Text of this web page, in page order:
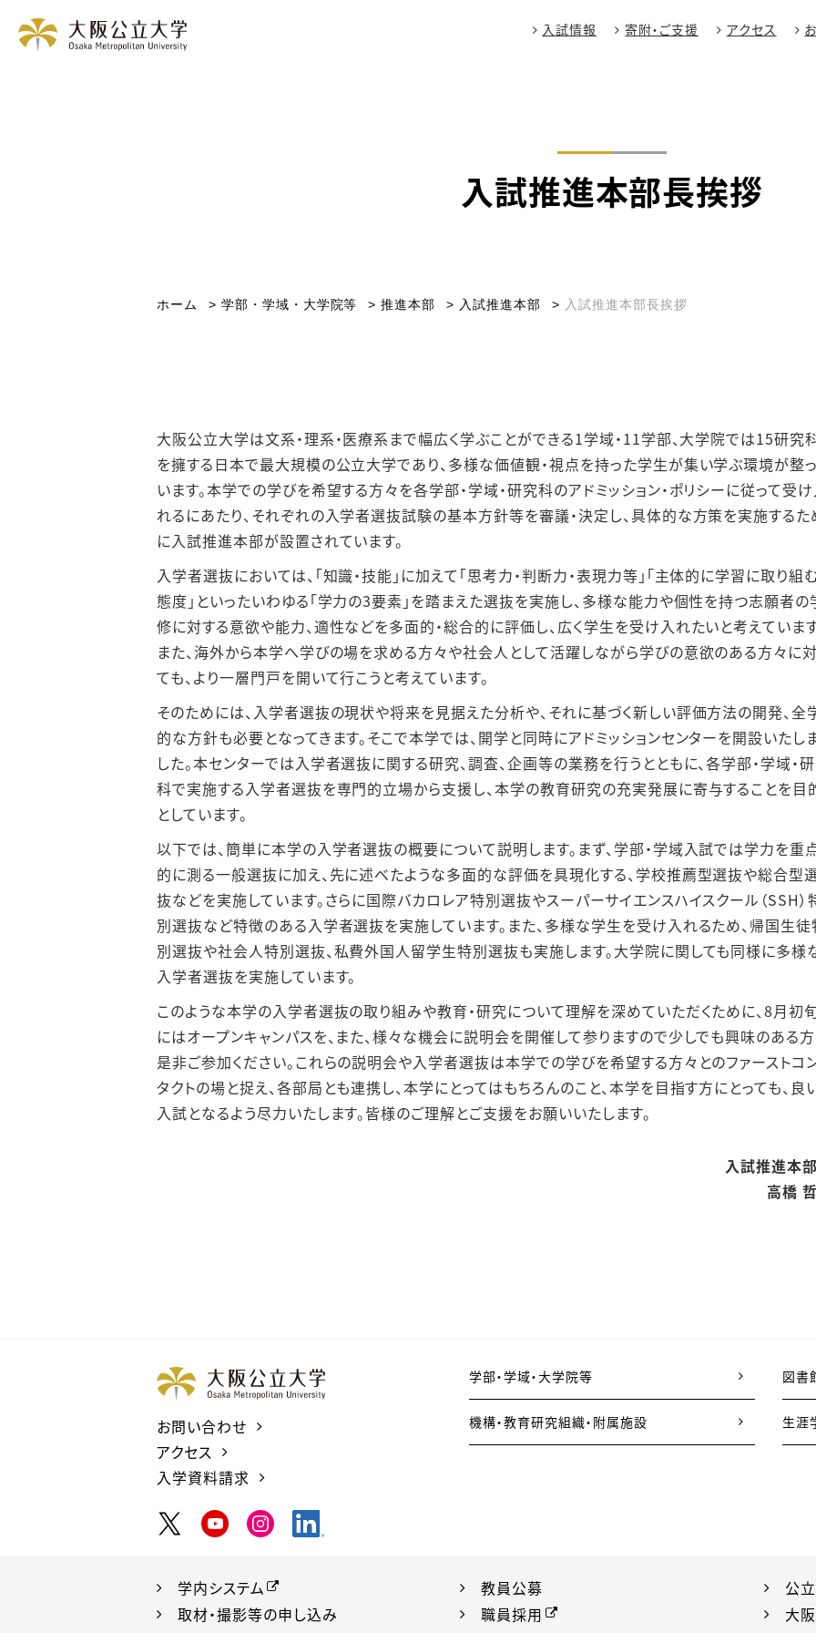
入試情報 寄附・ご支援 アクセス
入試推進本部長挨拶
ホーム 学部・学域・大学院等 推進本部 入試推進本部 入試推進本部長挨拶
大阪公立大学は文系・理系・医療系まで幅広く学ぶことができる1学域・11学部、大学院では15研究
を擁する日本で最大規模の公立大学であり、多様な価値観・視点を持った学生が集い学ぶ環境が整
います。本学での学びを希望する方々を各学部・学域・研究科のアドミッション・ポリシーに従って受
れるにあたり、それぞれの入学者選抜試験の基本方針等を審議・決定し、具体的な方策を実施するた
に入試推進本部が設置されています。
入学者選抜においては、「知識・技能」に加えて「思考力・判断力・表現力等」「主体的に学習に取り組
態度」といったいわゆる「学力の3要素」を踏まえた選抜を実施し、多様な能力や個性を持つ志願者の
修に対する意欲や能力、適性などを多面的・総合的に評価し、広く学生を受け入れたいと考えています
また、海外から本学へ学びの場を求める方々や社会人として活躍しながら学びの意欲のある方々に
ても、より一層門戸を開いて行こうと考えています。
そのためには、入学者選抜の現状や将来を見据えた分析や、それに基づく新しい評価方法の開発、全
的な方針も必要となってきます。そこで本学では、開学と同時にアドミッションセンターを開設いたし
した。本センターでは入学者選抜に関する研究、調査、企画等の業務を行うとともに、各学部・学域・
科で実施する入学者選抜を専門的立場から支援し、本学の教育研究の充実発展に寄与することを目
としています。
以下では、簡単に本学の入学者選抜の概要について説明します。まず、学部・学域入試では学力を重
的に測る一般選抜に加え、先に述べたような多面的な評価を具現化する、学校推薦型選抜や総合型
抜などを実施しています。さらに国際バカロレア特別選抜やスーパーサイエンスハイスクール（SSH）
別選抜など特徴のある入学者選抜を実施しています。また、多様な学生を受け入れるため、帰国生徒
別選抜や社会人特別選抜、私費外国人留学生特別選抜も実施します。大学院に関しても同様に多様
入学者選抜を実施しています。
このような本学の入学者選抜の取り組みや教育・研究について理解を深めていただくために、8月初
にはオープンキャンパスを、また、様々な機会に説明会を開催して参りますので少しでも興味のある
是非ご参加ください。これらの説明会や入学者選抜は本学での学びを希望する方々とのファーストコ
タクトの場と捉え、各部局とも連携し、本学にとってはもちろんのこと、本学を目指す方にとっても、良
入試となるよう尽力いたします。皆様のご理解とご支援をお願いいたします。
入試推進本
高橋
お問い合わせ
アクセス
入学資料請求
学部・学域・大学院等
機構・教育研究組織・附属施設
図書
生涯
学内システム
取材・撮影等の申し込み
教員公募
職員採用
公
大